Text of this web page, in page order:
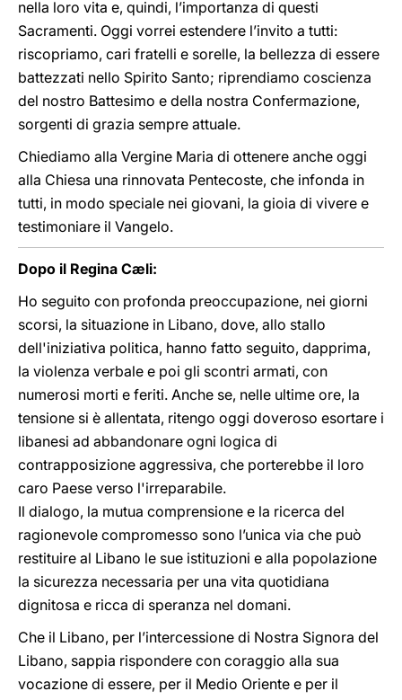
nella loro vita e, quindi, l’importanza di questi
Sacramenti. Oggi vorrei estendere l’invito a tutti:
riscopriamo, cari fratelli e sorelle, la bellezza di essere
battezzati nello Spirito Santo; riprendiamo coscienza
del nostro Battesimo e della nostra Confermazione,
sorgenti di grazia sempre attuale.
Chiediamo alla Vergine Maria di ottenere anche oggi
alla Chiesa una rinnovata Pentecoste, che infonda in
tutti, in modo speciale nei giovani, la gioia di vivere e
testimoniare il Vangelo.
Dopo il Regina Cæli:
Ho seguito con profonda preoccupazione, nei giorni
scorsi, la situazione in Libano, dove, allo stallo
dell'iniziativa politica, hanno fatto seguito, dapprima,
la violenza verbale e poi gli scontri armati, con
numerosi morti e feriti. Anche se, nelle ultime ore, la
tensione si è allentata, ritengo oggi doveroso esortare i
libanesi ad abbandonare ogni logica di
contrapposizione aggressiva, che porterebbe il loro
caro Paese verso l'irreparabile.
Il dialogo, la mutua comprensione e la ricerca del
ragionevole compromesso sono l’unica via che può
restituire al Libano le sue istituzioni e alla popolazione
la sicurezza necessaria per una vita quotidiana
dignitosa e ricca di speranza nel domani.
Che il Libano, per l’intercessione di Nostra Signora del
Libano, sappia rispondere con coraggio alla sua
vocazione di essere, per il Medio Oriente e per il